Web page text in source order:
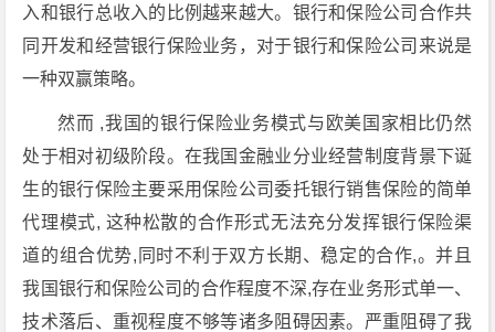
入和银行总收入的比例越来越大。银行和保险公司合作共
同开发和经营银行保险业务，对于银行和保险公司来说是
一种双赢策略。
然而 ,我国的银行保险业务模式与欧美国家相比仍然
处于相对初级阶段。在我国金融业分业经营制度背景下诞
生的银行保险主要采用保险公司委托银行销售保险的简单
代理模式, 这种松散的合作形式无法充分发挥银行保险渠
道的组合优势,同时不利于双方长期、稳定的合作,。并且
我国银行和保险公司的合作程度不深,存在业务形式单一、
技术落后、重视程度不够等诸多阻碍因素。严重阻碍了我